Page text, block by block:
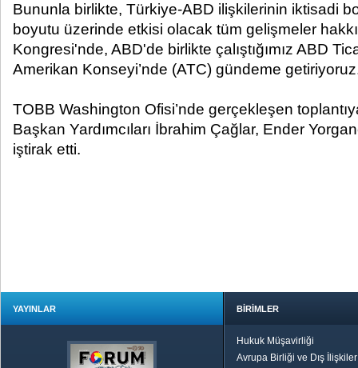
Bununla birlikte, Türkiye-ABD ilişkilerinin iktisadi
boyutu üzerinde etkisi olacak tüm gelişmeler
Kongresi'nde, ABD'de birlikte çalıştığımız ABD
Amerikan Konseyi’nde (ATC) gündeme
TOBB Washington Ofisi’nde gerçekleşen
Başkan Yardımcıları İbrahim Çağlar, Ender
iştirak etti.
YAYINLAR BİRİMLER
Hukuk Müşavirliği
Avrupa Birliği ve Dış